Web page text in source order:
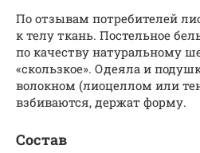
По отзывам потребителей
к телу ткань. Постельное
по качеству натуральному
«скользкое». Одеяла и
волокном (лиоцеллом или
взбиваются, держат форму.
Состав